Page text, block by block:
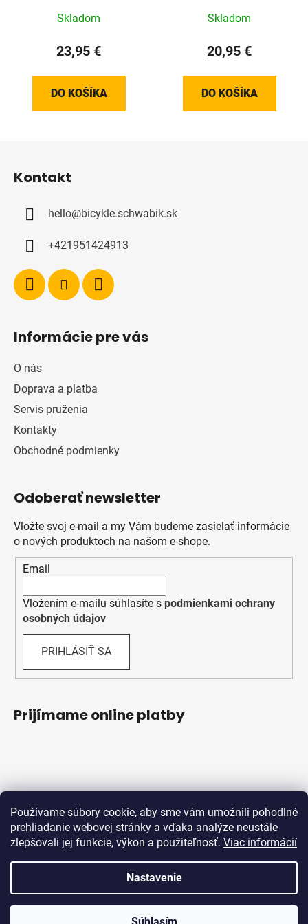
Používame súbory cookie, aby sme vám umožnili pohodlné
prehliadanie webovej stránky a vďaka analýze neustále
zlepšovali jej funkcie, výkon a použiteľnosť. Viac informácií
Nastavenie
Skladom
23,95 €
DO KOŠÍKA
Skladom
20,95 €
DO KOŠÍKA
Kontakt
hello@bicykle.schwabik.sk
+421951424913
Informácie pre vás
O nás
Doprava a platba
Servis pruženia
Kontakty
Obchodné podmienky
Odoberať newsletter
Vložte svoj e-mail a my Vám budeme zasielať informácie
o nových produktoch na našom e-shope.
Email
Vložením e-mailu súhlasíte s podmienkami ochrany
osobných údajov
PRIHLÁSIŤ SA
Prijímame online platby
Obchodné podmienky
Ochrana osobných údajov
Vytvoril Shoptet